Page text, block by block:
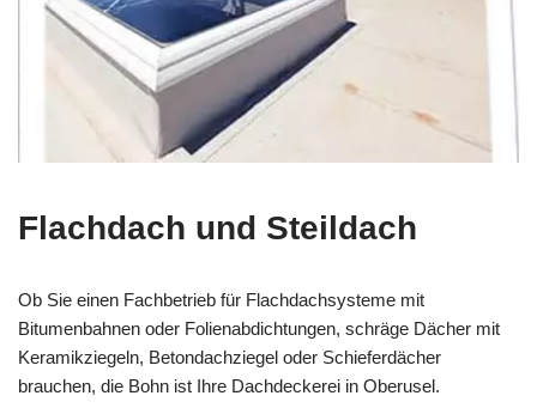
Flachdach und Steildach
Ob Sie einen Fachbetrieb für Flachdachsysteme mit
Bitumenbahnen oder Folienabdichtungen, schräge Dächer mit
Keramikziegeln, Betondachziegel oder Schieferdächer
brauchen, die Bohn ist Ihre Dachdeckerei in Oberusel.